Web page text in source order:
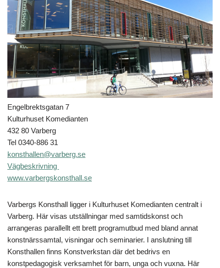
Engelbrektsgatan 7
Kulturhuset Komedianten
432 80 Varberg
Tel 0340-886 31
konsthallen@varberg.se
Vägbeskrivning
www.varbergskonsthall.se
Varbergs Konsthall ligger i Kulturhuset Komedianten centralt i
Varberg. Här visas utställningar med samtidskonst och
arrangeras parallellt ett brett programutbud med bland annat
konstnärssamtal, visningar och seminarier. I anslutning till
Konsthallen finns Konstverkstan där det bedrivs en
konstpedagogisk verksamhet för barn, unga och vuxna. Här